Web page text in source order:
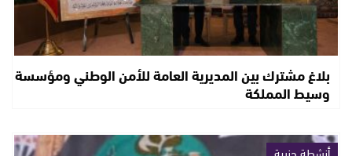
بلاغ مشترك بين المديرية العامة للأمن الوطني ومؤسسة
وسيط المملكة